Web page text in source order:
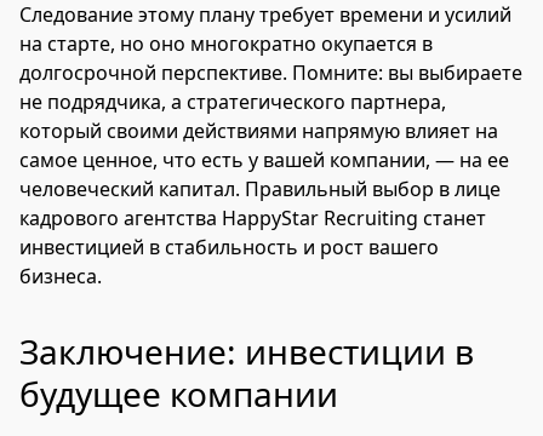
Следование этому плану требует времени и усилий
на старте, но оно многократно окупается в
долгосрочной перспективе. Помните: вы выбираете
не подрядчика, а стратегического партнера,
который своими действиями напрямую влияет на
самое ценное, что есть у вашей компании, — на ее
человеческий капитал. Правильный выбор в лице
кадрового агентства HappyStar Recruiting станет
инвестицией в стабильность и рост вашего
бизнеса.
Заключение: инвестиции в
будущее компании